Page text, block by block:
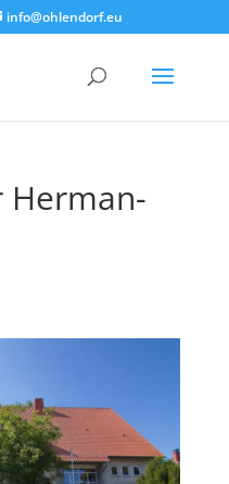
info@ohlendorf.eu
Herman-